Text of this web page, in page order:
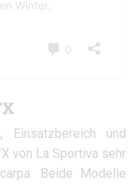
Einsatzbereich und
von La Sportiva sehr
Beide Modelle